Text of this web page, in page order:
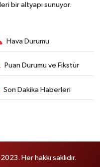
bir altyapı sunuyor.
Hava Durumu
Puan Durumu ve Fikstür
Son Dakika Haberleri
Her hakkı saklıdır.